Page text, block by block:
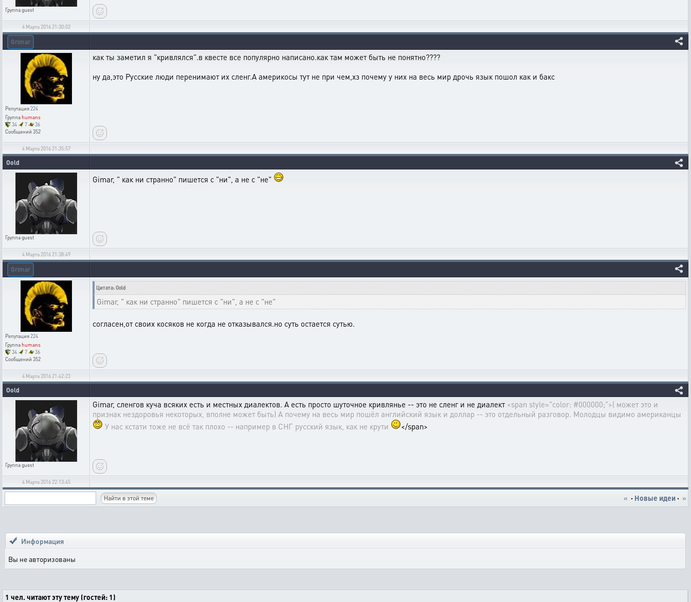
Группаguest
4 Марта 2016 21:30:02
Grimar
Репутация224
Группаhumans
34
7
36
Сообщений 352
как ты заметил я "кривлялся".в квесте все популярно написано.как там может быть не понятно????
ну да,это Русские люди перенимают их сленг.А америкосы тут не при чем,хз почему у них на весь мир дрочь язык пошол как и бакс
4 Марта 2016 21:35:57
Oold
Группаguest
Gimar, " как ни странно" пишется с "ни", а не с "не"
4 Марта 2016 21:38:49
Grimar
Репутация224
Группаhumans
34
7
36
Сообщений 352
Цитата: Oold
Gimar, " как ни странно" пишется с "ни", а не с "не"
согласен,от своих косяков не когда не отказывался.но суть остается сутью.
4 Марта 2016 21:42:23
Oold
Группаguest
Gimar, сленгов куча всяких есть и местных диалектов. А есть просто шуточное кривлянье -- это не сленг и не диалект <span style="color: #000000;">( может это и
признак нездоровья некоторых, вполне может быть) А почему на весь мир пошёл английский язык и доллар -- это отдельный разговор. Молодцы видимо американцы
У нас кстати тоже не всё так плохо -- например в СНГ русский язык, как не крути
</span>
4 Марта 2016 22:13:45
« · Новые идеи · »
Информация
Вы не авторизованы
1 чел. читают эту тему (гостей: 1)